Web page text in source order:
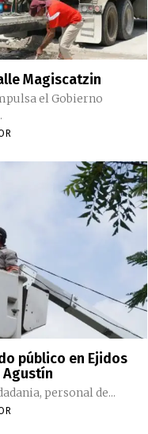
Magiscatzin
el Gobierno
público en Ejidos
Agustín
personal de...